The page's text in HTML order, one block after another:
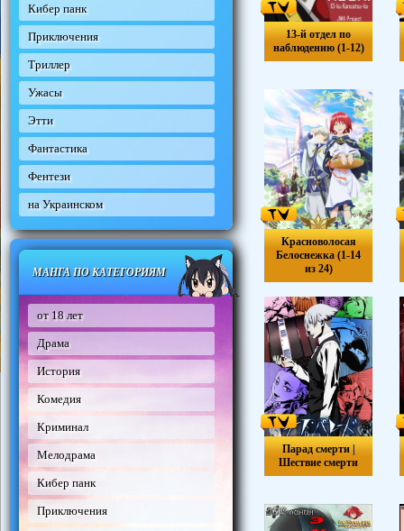
Кибер панк
Приключения
Триллер
Ужасы
Этти
Фантастика
Фентези
на Украинском
МАНГА ПО КАТЕГОРИЯМ
от 18 лет
Драма
История
Комедия
Криминал
Мелодрама
Кибер панк
Приключения
13-й отдел по
наблюдению (1-12)
Красноволосая
Белоснежка (1-14
из 24)
Парад смерти |
Шествие смерти